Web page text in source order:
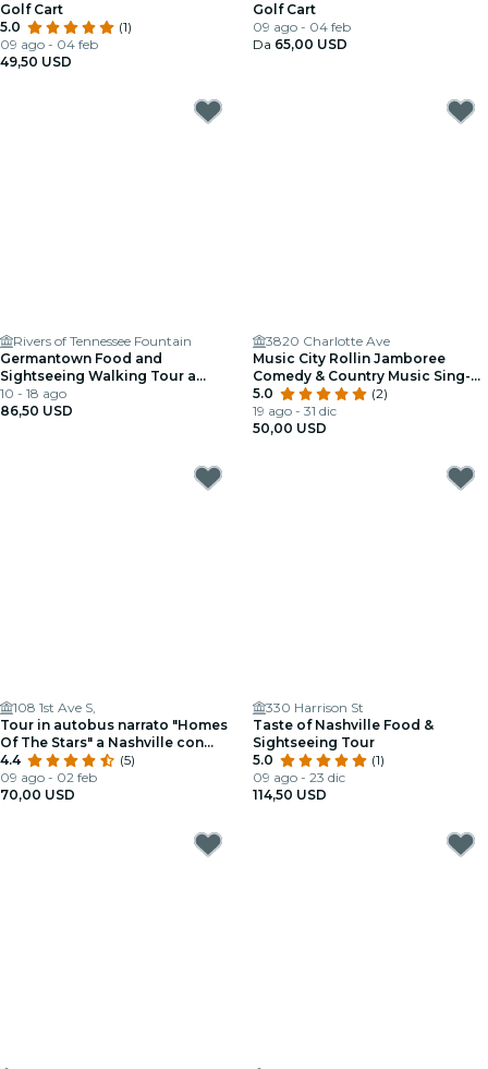
Golf Cart
5.0
(1)
09 ago - 04 feb
49,50 USD
Golf Cart
09 ago - 04 feb
Da 65,00 USD
Rivers of Tennessee Fountain
Germantown Food and
Sightseeing Walking Tour a
Nashville
10 - 18 ago
86,50 USD
3820 Charlotte Ave
Music City Rollin Jamboree
Comedy & Country Music Sing-
Along Tour
5.0
(2)
19 ago - 31 dic
50,00 USD
108 1st Ave S,
Tour in autobus narrato "Homes
Of The Stars" a Nashville con
oltre 30 abitazioni di celebrità
4.4
(5)
09 ago - 02 feb
70,00 USD
330 Harrison St
Taste of Nashville Food &
Sightseeing Tour
5.0
(1)
09 ago - 23 dic
114,50 USD